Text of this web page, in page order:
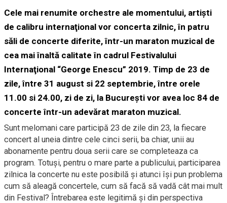
Cele mai renumite orchestre ale momentului, artişti
de calibru internaţional vor concerta zilnic, în patru
săli de concerte diferite, într-un maraton muzical de
cea mai înaltă calitate în cadrul Festivalului
Internaţional “George Enescu” 2019. Timp de 23 de
zile, între 31 august si 22 septembrie, între orele
11.00 si 24.00, zi de zi, la Bucureşti vor avea loc 84 de
concerte într-un adevărat maraton muzical.
Sunt melomani care participă 23 de zile din 23, la fiecare
concert al uneia dintre cele cinci serii, ba chiar, unii au
abonamente pentru doua serii care se completeaza ca
program. Totuşi, pentru o mare parte a publicului, participarea
zilnica la concerte nu este posibilă şi atunci îşi pun problema
cum să aleagă concertele, cum să facă să vadă cât mai mult
din Festival? Întrebarea este legitimă şi din perspectiva